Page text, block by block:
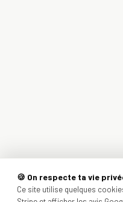
🍪 On respecte ta vie
Ce site utilise quelques